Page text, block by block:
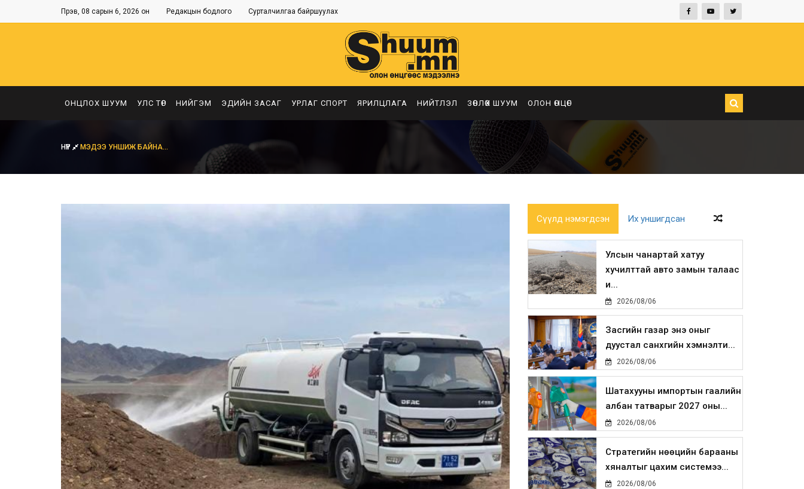
Пүрэв, 08 сарын 6, 2026 он Редакцын бодлого Сурталчилгаа байршуулах
ОНЦЛОХ ШУУМ УЛС ТӨР НИЙГЭМ ЭДИЙН ЗАСАГ УРЛАГ СПОРТ ЯРИЛЦЛАГА НИЙТЛЭЛ ЗӨВЛӨХ ШУУМ ОЛОН ӨНЦӨГ
НҮҮР МЭДЭЭ УНШИЖ БАЙНА...
Сүүлд нэмэгдсэн Их уншигдсан
Улсын чанартай хатуу
хучилттай авто замын талаас
и...
2026/08/06
Засгийн газар энэ оныг
дуустал санхүүгийн хэмнэлти...
2026/08/06
Шатахууны импортын гаалийн
албан татварыг 2027 оны...
2026/08/06
Стратегийн нөөцийн барааны
хяналтыг цахим системээ...
2026/08/06